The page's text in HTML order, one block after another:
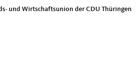
und Wirtschaftsunion der CDU Thüringen